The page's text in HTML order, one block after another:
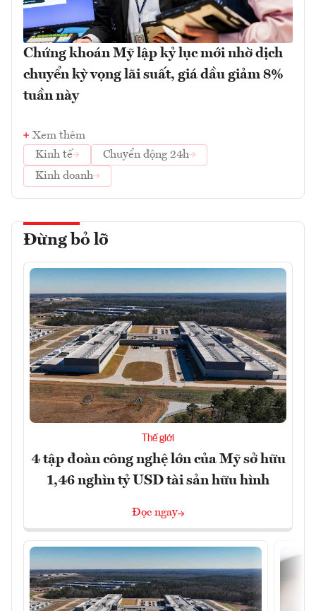
Chứng khoán Mỹ lập kỷ lục mới nhờ dịch
chuyển kỳ vọng lãi suất, giá dầu giảm 8%
tuần này
Xem thêm
Kinh tế
Chuyển động 24h
Kinh doanh
Đừng bỏ lỡ
Thế giới
4 tập đoàn công nghệ lớn của Mỹ sở hữu
1,46 nghìn tỷ USD tài sản hữu hình
Đọc ngay